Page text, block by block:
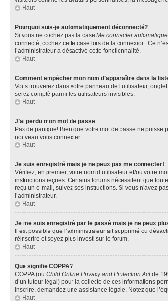
Haut
Pourquoi suis-je automatiquement déconnecté?
Si vous ne cochez pas la case Me connecter
connecté, cochez cette case lors de la connexion. Ce
l’administrateur a désactivé cette fonctionnalité.
Haut
Comment empêcher mon nom d’apparaître dans la
Vous trouverez dans votre panneau de l’utilisateur, onglet
serez compté parmi les utilisateurs invisibles.
Haut
J’ai perdu mon mot de passe!
Pas de panique! Bien que votre mot de passe ne
nouveau vous connecter.
Haut
Je suis enregistré mais je ne peux pas me connecter!
Vérifiez, en premier, votre nom d’utilisateur et/ou votre
instructions reçues. Certains forums nécessitent que
reçu un e-mail, suivez ses instructions. Si vous n’avez
l’administrateur.
Haut
Je me suis enregistré par le passé mais je ne peux
Il est possible que l’administrateur ait supprimé ou
réinscrire et soyez plus investi sur le forum.
Haut
Que signifie COPPA?
COPPA (ou Child Online Privacy and Protection Actde
d’un tuteur légal) pour la collecte de ces informations
inscrire, demandez une assistance légale. Notez que
Haut